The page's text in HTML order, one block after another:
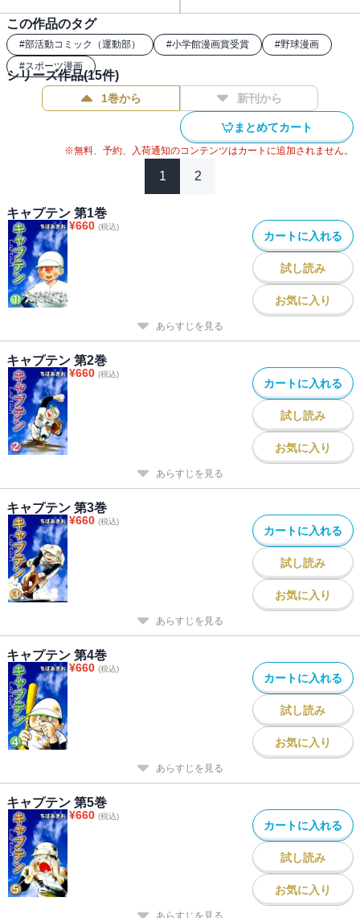
この作品のタグ
#部活動コミック（運動部） #小学館漫画賞受賞 #野球漫画
#スポーツ漫画
シリーズ作品(15件)
1巻から 新刊から
まとめてカート
※無料、予約、入荷通知のコンテンツはカートに追加されません。
1 2
キャプテン 第1巻
¥660 (税込)
カートに入れる
試し読み
お気に入り
あらすじを見る
キャプテン 第2巻
¥660 (税込)
カートに入れる
試し読み
お気に入り
あらすじを見る
キャプテン 第3巻
¥660 (税込)
カートに入れる
試し読み
お気に入り
あらすじを見る
キャプテン 第4巻
¥660 (税込)
カートに入れる
試し読み
お気に入り
あらすじを見る
キャプテン 第5巻
¥660 (税込)
カートに入れる
試し読み
お気に入り
あらすじを見る